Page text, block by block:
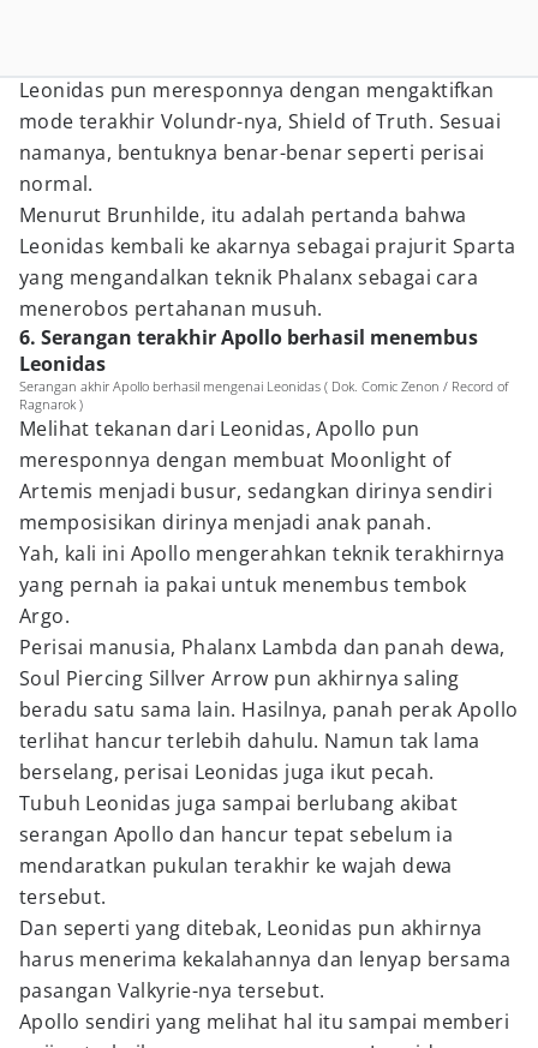
Leonidas pun meresponnya dengan mengaktifkan
mode terakhir Volundr-nya, Shield of Truth. Sesuai
namanya, bentuknya benar-benar seperti perisai
normal.
Menurut Brunhilde, itu adalah pertanda bahwa
Leonidas kembali ke akarnya sebagai prajurit Sparta
yang mengandalkan teknik Phalanx sebagai cara
menerobos pertahanan musuh.
6. Serangan terakhir Apollo berhasil menembus
Leonidas
Serangan akhir Apollo berhasil mengenai Leonidas ( Dok. Comic Zenon / Record of
Ragnarok )
Melihat tekanan dari Leonidas, Apollo pun
meresponnya dengan membuat Moonlight of
Artemis menjadi busur, sedangkan dirinya sendiri
memposisikan dirinya menjadi anak panah.
Yah, kali ini Apollo mengerahkan teknik terakhirnya
yang pernah ia pakai untuk menembus tembok
Argo.
Perisai manusia, Phalanx Lambda dan panah dewa,
Soul Piercing Sillver Arrow pun akhirnya saling
beradu satu sama lain. Hasilnya, panah perak Apollo
terlihat hancur terlebih dahulu. Namun tak lama
berselang, perisai Leonidas juga ikut pecah.
Tubuh Leonidas juga sampai berlubang akibat
serangan Apollo dan hancur tepat sebelum ia
mendaratkan pukulan terakhir ke wajah dewa
tersebut.
Dan seperti yang ditebak, Leonidas pun akhirnya
harus menerima kekalahannya dan lenyap bersama
pasangan Valkyrie-nya tersebut.
Apollo sendiri yang melihat hal itu sampai memberi